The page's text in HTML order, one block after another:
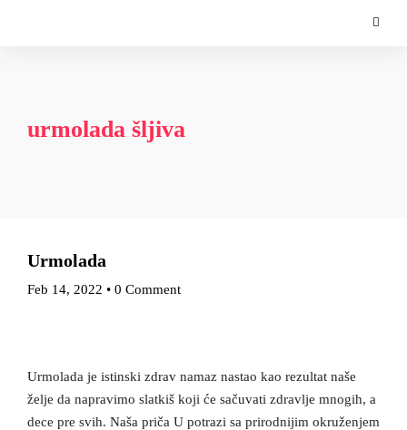
urmolada šljiva
Urmolada
Feb 14, 2022 • 0 Comment
Urmolada je istinski zdrav namaz nastao kao rezultat naše
želje da napravimo slatkiš koji će sačuvati zdravlje mnogih, a
dece pre svih. Naša priča U potrazi sa prirodnijim okruženjem